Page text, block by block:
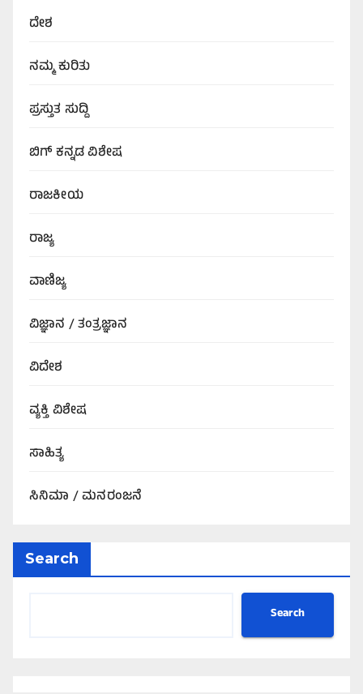
ದೇಶ
ನಮ್ಮ ಕುರಿತು
ಪ್ರಸ್ತುತ ಸುದ್ದಿ
ಬಿಗ್‌ ಕನ್ನಡ ವಿಶೇಷ
ರಾಜಕೀಯ
ರಾಜ್ಯ
ವಾಣಿಜ್ಯ
ವಿಜ್ಞಾನ / ತಂತ್ರಜ್ಞಾನ
ವಿದೇಶ
ವ್ಯಕ್ತಿ ವಿಶೇಷ
ಸಾಹಿತ್ಯ
ಸಿನಿಮಾ / ಮನರಂಜನೆ
Search
Search